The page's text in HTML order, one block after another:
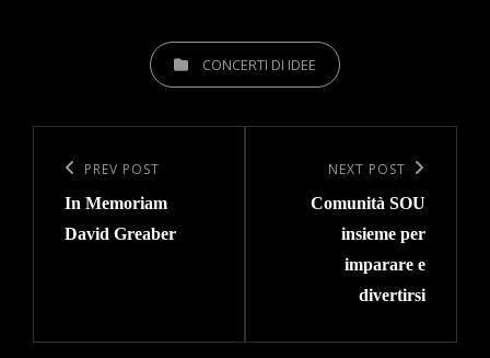
CATEGORIESCONCERTI DI IDEE
navigation
Previous
Post
PREV POST
In Memoriam
David Greaber
Post
NEXT POST
Comunità SOU
insieme per
imparare e
divertirsi